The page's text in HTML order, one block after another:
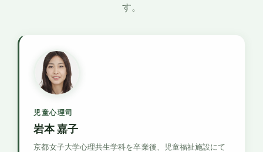
す。
児童心理司
岩本 嘉子
京都女子大学心理共生学科を卒業後、児童福祉施設にて